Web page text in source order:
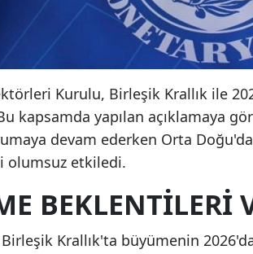
Kurulu, Birleşik Krallık ile
kapsamda yapılan açıklamaya
devam ederken Orta
olumsuz etkiledi.
BEKLENTILERI
Krallık'ta büyümenin